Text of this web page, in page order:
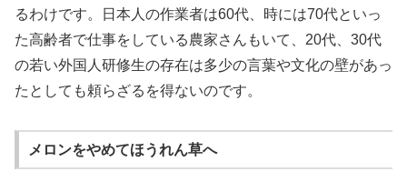
るわけです。日本人の作業者は60代、時には70代といっ
た高齢者で仕事をしている農家さんもいて、20代、30代
の若い外国人研修生の存在は多少の言葉や文化の壁があっ
たとしても頼らざるを得ないのです。
メロンをやめてほうれん草へ